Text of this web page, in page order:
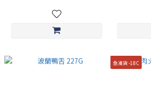
急凍貨 -18C